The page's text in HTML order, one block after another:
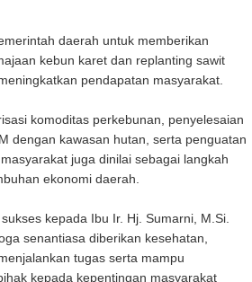
daerah untuk memberikan
kebun karet dan replanting sawit
pendapatan masyarakat.
komoditas perkebunan, penyelesaian
dengan kawasan hutan, serta penguatan
juga dinilai sebagai langkah
ekonomi daerah.
kepada Ibu Ir. Hj. Sumarni, M.Si.
senantiasa diberikan kesehatan,
tugas serta mampu
kepada kepentingan masyarakat